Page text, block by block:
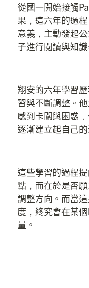
從國一開始接觸
果，這六年的過
意義，主動發起
子進行閱讀與知識
翔安的六年學習
習與不斷調整。
感到卡關與困惑
逐漸建立起自己
這些學習的過程
點，而在於是否
調整方向。而當
度，終究會在某
量。